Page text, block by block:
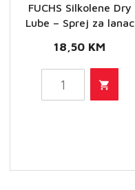
FUCHS Silkolene Dry
Lube – Sprej za lanac
18,50 KM
FUCHS
Silkolene
-